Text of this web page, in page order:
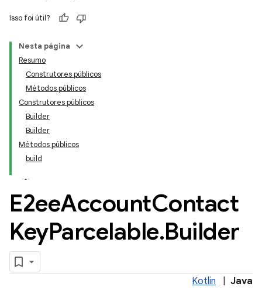
Isso foi útil?
Nesta página
Resumo
Construtores públicos
Métodos públicos
Construtores públicos
Builder
Builder
Métodos públicos
build
E2eeAccountContact
KeyParcelable.Builder
Kotlin Java